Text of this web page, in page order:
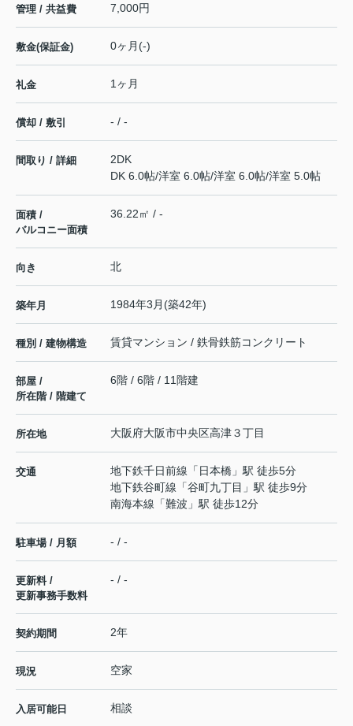
管理 / 共益費 7,000円
敷金(保証金) 0ヶ月(-)
礼金 1ヶ月
償却 / 敷引 - / -
間取り / 詳細
2DK
DK 6.0帖/洋室 6.0帖/洋室 6.0帖/洋室 5.0帖
面積 /
バルコニー面積
36.22㎡ / -
向き 北
築年月 1984年3月(築42年)
種別 / 建物構造 賃貸マンション / 鉄骨鉄筋コンクリート
部屋 /
所在階 / 階建て
6階 / 6階 / 11階建
所在地 大阪府大阪市中央区高津３丁目
交通 地下鉄千日前線 「 日本橋 」駅 徒歩5分
地下鉄谷町線 「谷町九丁目 」駅 徒歩9分
南海本線 「難波 」駅 徒歩12分
駐車場 / 月額 - / -
更新料 /
更新事務手数料
- / -
契約期間 2年
現況 空家
入居可能日 相談